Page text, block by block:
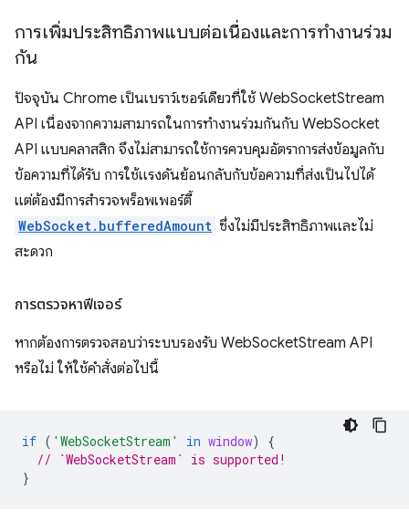
การเพิ่มประสิทธิภาพแบบต่อเนื่องและการทำงานร่วม
กัน
ปัจจุบัน Chrome เป็นเบราว์เซอร์เดียวที่ใช้ WebSocketStream
API เนื่องจากความสามารถในการทำงานร่วมกันกับ WebSocket
API แบบคลาสสิก จึงไม่สามารถใช้การควบคุมอัตราการส่งข้อมูลกับ
ข้อความที่ได้รับ การใช้แรงดันย้อนกลับกับข้อความที่ส่งเป็นไปได้
แต่ต้องมีการสำรวจพร็อพเพอร์ตี้
WebSocket.bufferedAmount ซึ่งไม่มีประสิทธิภาพและไม่
สะดวก
การตรวจหาฟีเจอร์
หากต้องการตรวจสอบว่าระบบรองรับ WebSocketStream API
หรือไม่ ให้ใช้คำสั่งต่อไปนี้
if ( 'WebSocketStream' in window)
{
// `WebSocketStream` is supported!
}